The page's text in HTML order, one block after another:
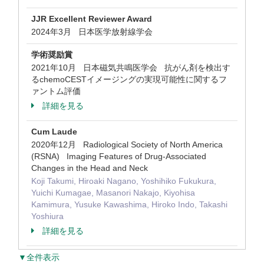
JJR Excellent Reviewer Award
2024年3月 日本医学放射線学会
学術奨励賞
2021年10月 日本磁気共鳴医学会 抗がん剤を検出す
るchemoCESTイメージングの実現可能性に関するフ
ァントム評価
詳細を見る
Cum Laude
2020年12月 Radiological Society of North America
(RSNA) Imaging Features of Drug-Associated
Changes in the Head and Neck
Koji Takumi, Hiroaki Nagano, Yoshihiko Fukukura,
Yuichi Kumagae, Masanori Nakajo, Kiyohisa
Kamimura, Yusuke Kawashima, Hiroko Indo, Takashi
Yoshiura
詳細を見る
▼全件表示